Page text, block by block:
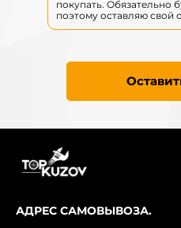
покупать. Обязательно
поэтому оставляю свой
АДРЕС САМОВЫВОЗА.